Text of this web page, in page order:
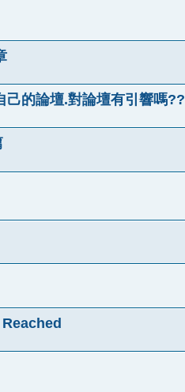
己的論壇.對論壇有引響嗎??